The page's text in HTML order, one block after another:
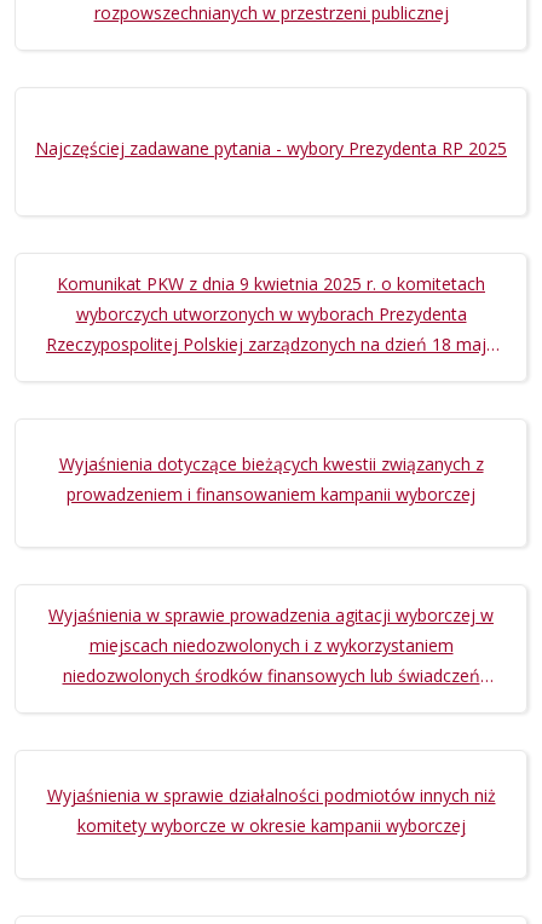
rozpowszechnianych w przestrzeni publicznej
Najczęściej zadawane pytania - wybory Prezydenta RP 2025
Komunikat PKW z dnia 9 kwietnia 2025 r. o komitetach
wyborczych utworzonych w wyborach Prezydenta
Rzeczypospolitej Polskiej zarządzonych na dzień 18 maja
Wyjaśnienia dotyczące bieżących kwestii związanych z
prowadzeniem i finansowaniem kampanii wyborczej
Wyjaśnienia w sprawie prowadzenia agitacji wyborczej w
miejscach niedozwolonych i z wykorzystaniem
niedozwolonych środków finansowych lub świadczeń
Wyjaśnienia w sprawie działalności podmiotów innych niż
komitety wyborcze w okresie kampanii wyborczej